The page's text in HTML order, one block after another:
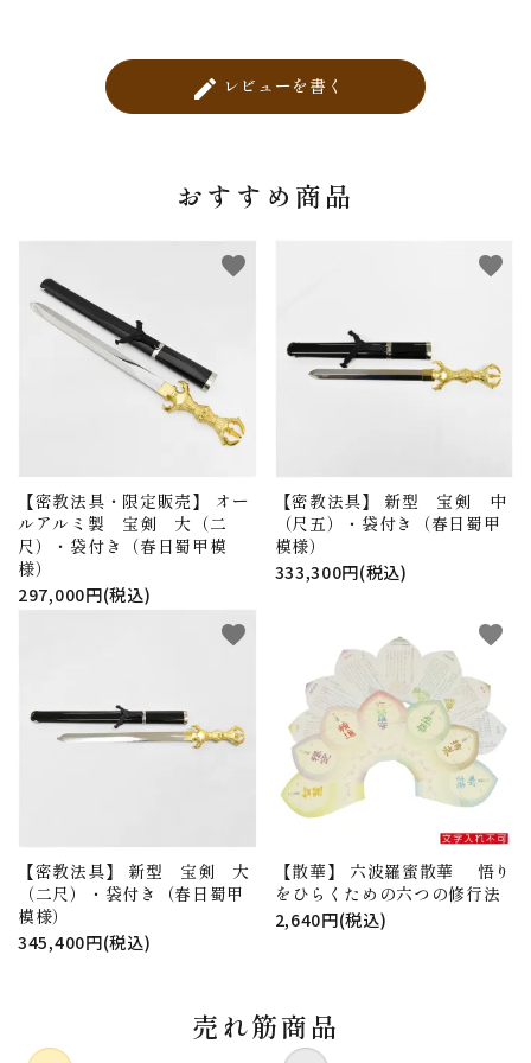
create レビューを書く
おすすめ商品
【密教法具・限定販売】 オー
ルアルミ製 宝剣 大（二
尺）・袋付き（春日蜀甲模
様）
297,000円(税込)
favorite
【密教法具】 新型 宝剣 中
（尺五）・袋付き（春日蜀甲
模様）
333,300円(税込)
favorite
【密教法具】 新型 宝剣 大
（二尺）・袋付き（春日蜀甲
模様）
345,400円(税込)
favorite
【散華】 六波羅蜜散華 悟り
をひらくための六つの修行法
2,640円(税込)
favorite
売れ筋商品